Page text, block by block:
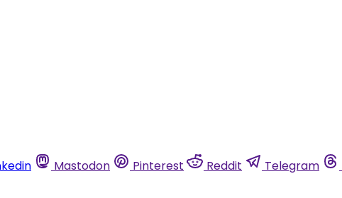
Mastodon Pinterest Reddit Telegram